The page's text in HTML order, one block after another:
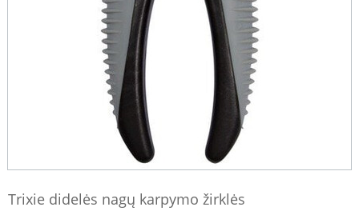
Trixie didelės nagų karpymo žirklės